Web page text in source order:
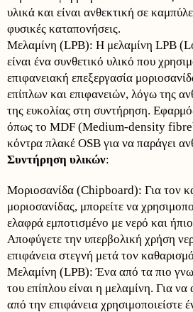
υλικά και είναι ανθεκτική σε
φυσικές καταπονήσεις.
Μελαμίνη (LPB): Η μελαμίνη LPB
είναι ένα συνθετικό υλικό που
επιφανειακή επεξεργασία
επίπλων και επιφανειών, λόγω της
της ευκολίας στη συντήρηση.
όπως το MDF (Medium-density
κόντρα πλακέ OSB για να παράγει
Συντήρηση υλικών:
Μοριοσανίδα (Chipboard): Για τον
μοριοσανίδας, μπορείτε να
ελαφρά εμποτισμένο με νερό και
Αποφύγετε την υπερβολική χρήση
επιφάνεια στεγνή μετά τον
Μελαμίνη (LPB): Ένα από τα πιο
του επίπλου είναι η μελαμίνη. Για να
από την επιφάνεια χρησιμοποιείστε